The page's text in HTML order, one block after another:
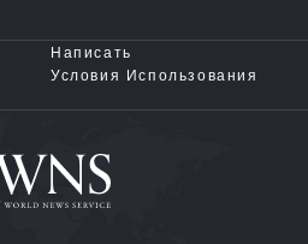
Написать
Условия Использования